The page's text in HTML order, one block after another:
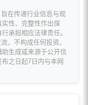
在传递行业信息与观
性、完整性作出保
承担相应法律责任。
，不构成任何投资、
生成或来源于公开信
之日起7日内与本网